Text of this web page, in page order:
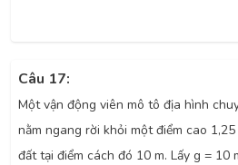
Câu 17:
Một vận động viên mô tô địa hình
nằm ngang rời khỏi một điểm cao
đất tại điểm cách đó 10 m. Lấy g = 10